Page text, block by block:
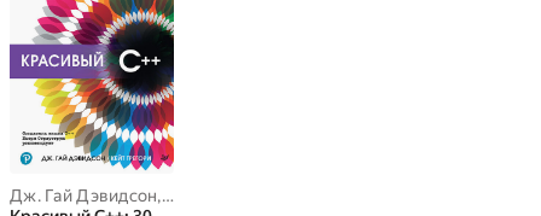
Дж. Гай Дэвидсон, Кейт Грегори